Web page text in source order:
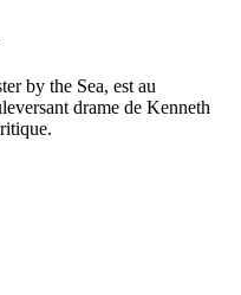
by the Sea, est au
drame de Kenneth